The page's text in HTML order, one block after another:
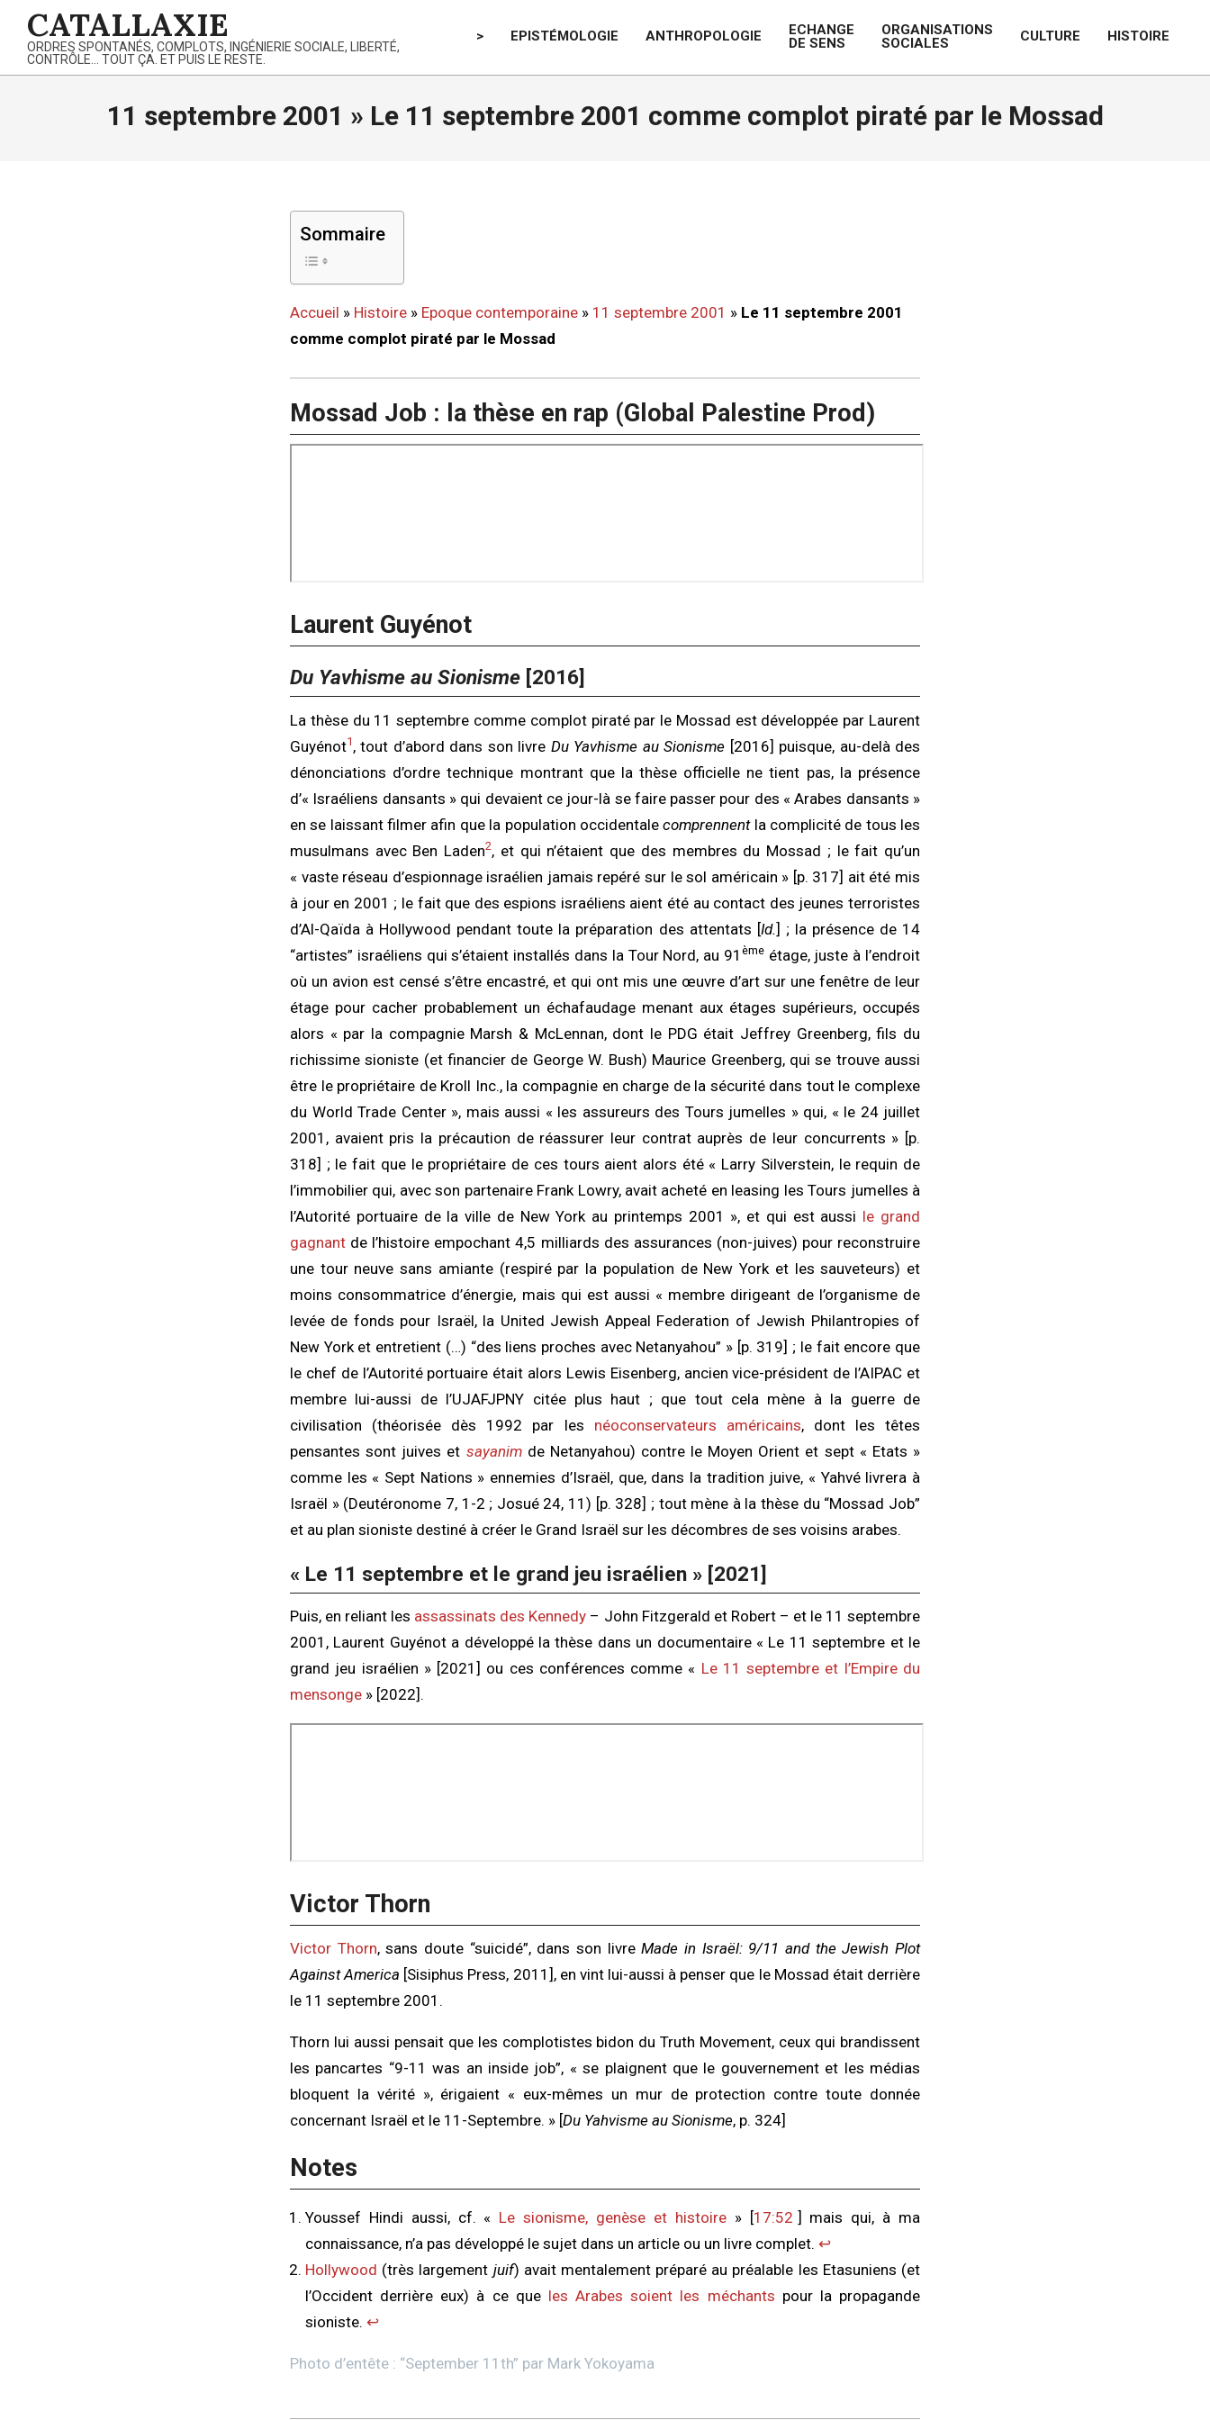
content
CATALLAXIE
ORDRES SPONTANÉS, COMPLOTS, INGÉNIERIE SOCIALE, LIBERTÉ,
CONTRÔLE… TOUT ÇA. ET PUIS LE RESTE.
> EPISTÉMOLOGIE ANTHROPOLOGIE
ECHANGE
DE SENS
ORGANISATIONS
SOCIALES
CULTURE HISTOIRE
11 septembre 2001 » Le 11 septembre 2001 comme complot piraté par le Mossad
Sommaire
Accueil » Histoire » Epoque contemporaine » 11 septembre 2001 » Le 11 septembre 2001
comme complot piraté par le Mossad
Mossad Job : la thèse en rap (Global Palestine Prod)
Laurent Guyénot
Du Yavhisme au Sionisme [2016]
La thèse du 11 septembre comme complot piraté par le Mossad est développée par Laurent
Guyénot1 , tout d’abord dans son livre Du Yavhisme au Sionisme [2016] puisque, au-delà des
dénonciations d’ordre technique montrant que la thèse officielle ne tient pas, la présence
d’« Israéliens dansants » qui devaient ce jour-là se faire passer pour des « Arabes dansants »
en se laissant filmer afin que la population occidentalecomprennentla complicité de tous les
musulmans avec Ben Laden2, et qui n’étaient que des membres du Mossad ; le fait qu’un
« vaste réseau d’espionnage israélien jamais repéré sur le sol américain » [p. 317] ait été mis
à jour en 2001 ; le fait que des espions israéliens aient été au contact des jeunes terroristes
d’Al-Qaïda à Hollywood pendant toute la préparation des attentats [Id.] ; la présence de 14
“artistes” israéliens qui s’étaient installés dans la Tour Nord, au 91 èmeétage, juste à l’endroit
où un avion est censé s’être encastré, et qui ont mis une œuvre d’art sur une fenêtre de leur
étage pour cacher probablement un échafaudage menant aux étages supérieurs, occupés
alors « par la compagnie Marsh & McLennan, dont le PDG était Jeffrey Greenberg, fils du
richissime sioniste (et financier de George W. Bush) Maurice Greenberg, qui se trouve aussi
être le propriétaire de Kroll Inc., la compagnie en charge de la sécurité dans tout le complexe
du World Trade Center », mais aussi « les assureurs des Tours jumelles » qui, « le 24 juillet
2001, avaient pris la précaution de réassurer leur contrat auprès de leur concurrents » [p.
318] ; le fait que le propriétaire de ces tours aient alors été « Larry Silverstein, le requin de
l’immobilier qui, avec son partenaire Frank Lowry, avait acheté en leasing les Tours jumelles à
l’Autorité portuaire de la ville de New York au printemps 2001 », et qui est aussi le grand
gagnant de l’histoire empochant 4,5 milliards des assurances (non-juives) pour reconstruire
une tour neuve sans amiante (respiré par la population de New York et les sauveteurs) et
moins consommatrice d’énergie, mais qui est aussi « membre dirigeant de l’organisme de
levée de fonds pour Israël, la United Jewish Appeal Federation of Jewish Philantropies of
New York et entretient (…) “des liens proches avec Netanyahou” » [p. 319] ; le fait encore que
le chef de l’Autorité portuaire était alors Lewis Eisenberg, ancien vice-président de l’AIPAC et
membre lui-aussi de l’UJAFJPNY citée plus haut ; que tout cela mène à la guerre de
civilisation (théorisée dès 1992 par les néoconservateurs américains, dont les têtes
pensantes sont juives et sayanimde Netanyahou) contre le Moyen Orient et sept « Etats »
comme les « Sept Nations » ennemies d’Israël, que, dans la tradition juive, « Yahvé livrera à
Israël » (Deutéronome 7, 1-2 ; Josué 24, 11) [p. 328] ; tout mène à la thèse du “Mossad Job”
et au plan sioniste destiné à créer le Grand Israël sur les décombres de ses voisins arabes.
« Le 11 septembre et le grand jeu israélien » [2021]
Puis, en reliant les assassinats des Kennedy – John Fitzgerald et Robert – et le 11 septembre
2001, Laurent Guyénot a développé la thèse dans un documentaire « Le 11 septembre et le
grand jeu israélien » [2021] ou ces conférences comme « Le 11 septembre et l’Empire du
mensonge » [2022].
Victor Thorn
Victor Thorn, sans doute “suicidé”, dans son livreMade in Israël: 9/11 and the Jewish Plot
Against America [Sisiphus Press, 2011], en vint lui-aussi à penser que le Mossad était derrière
le 11 septembre 2001.
Thorn lui aussi pensait que les complotistes bidon du Truth Movement, ceux qui brandissent
les pancartes “9-11 was an inside job”, « se plaignent que le gouvernement et les médias
bloquent la vérité », érigaient « eux-mêmes un mur de protection contre toute donnée
concernant Israël et le 11-Septembre. » [Du Yahvisme au Sionisme, p. 324]
Notes
Youssef Hindi aussi, cf. « Le sionisme, genèse et histoire» [17:52 ] mais qui, à ma
connaissance, n’a pas développé le sujet dans un article ou un livre complet. ↩︎
Hollywood (très largement juif) avait mentalement préparé au préalable les Etasuniens (et
l’Occident derrière eux) à ce que les Arabes soient les méchants pour la propagande
sioniste. ↩︎
Photo d’entête : “September 11th” par Mark Yokoyama